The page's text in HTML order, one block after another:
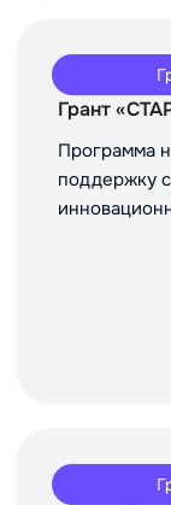
Грант
Программа
поддержку